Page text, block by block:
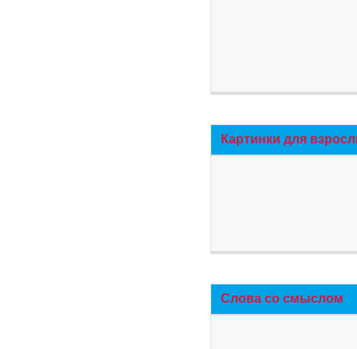
Картинки для
Слова со смыслом